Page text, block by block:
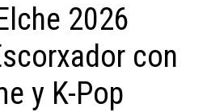
2026
con
y K-Pop